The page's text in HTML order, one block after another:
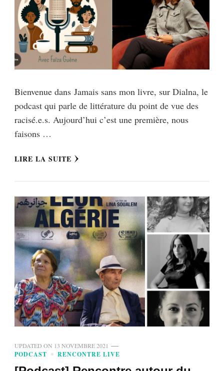
Bienvenue dans Jamais sans mon livre, sur Dialna, le
podcast qui parle de littérature du point de vue des
racisé.e.s. Aujourd’hui c’est une première, nous
faisons …
LIRE LA SUITE
UPDATED ON 13 NOVEMBRE 2021
PODCAST RENCONTRE LIVE